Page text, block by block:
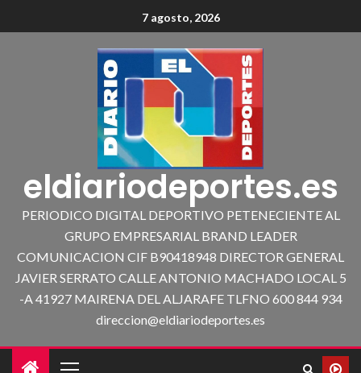
7 agosto, 2026
eldiariodeportes.es
PERIODICO DIGITAL DEPORTIVO PETENECIENTE AL
GRUPO EMPRESARIAL BRAND LEADER
COMUNICACION CIF B90418948 DIRECTOR GENERAL
JAVIER SERRATO CALLE ANTONIO MACHADO LOCAL 5
-A 41927 MAIRENA DEL ALJARAFE TLFNO 600 844 934
direccion@eldiariodeportes.es